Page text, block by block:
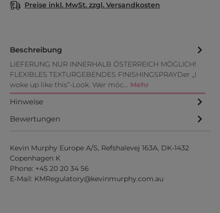
Preise inkl. MwSt. zzgl. Versandkosten
Beschreibung
LIEFERUNG NUR INNERHALB ÖSTERREICH MÖGLICH!
FLEXIBLES TEXTURGEBENDES FINISHINGSPRAYDer „I
woke up like this”-Look. Wer möc… Mehr
Hinweise
Bewertungen
Kevin Murphy Europe A/S, Refshalevej 163A, DK-1432
Copenhagen K
Phone: +45 20 20 34 56
E-Mail: KMRegulatory@kevinmurphy.com.au